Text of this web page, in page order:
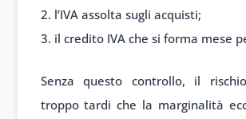
l’IVA assolta sugli acquisti;
il credito IVA che si forma mese
Senza questo controllo, il
troppo tardi che la marginalità